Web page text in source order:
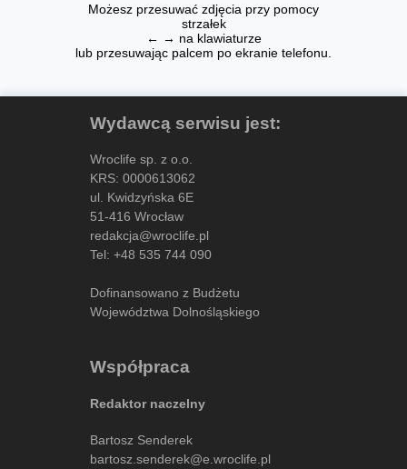
Możesz przesuwać zdjęcia przy pomocy
strzałek
← → na klawiaturze
lub przesuwając palcem po ekranie telefonu.
Wydawcą serwisu jest:
Wroclife sp. z o.o.
KRS: 0000613062
ul. Kwidzyńska 6E
51-416 Wrocław
redakcja@wroclife.pl
Tel: +48 535 744 090
Dofinansowano z Budżetu
Województwa Dolnośląskiego
Współpraca
Redaktor naczelny
Bartosz Senderek
bartosz.senderek@e.wroclife.pl